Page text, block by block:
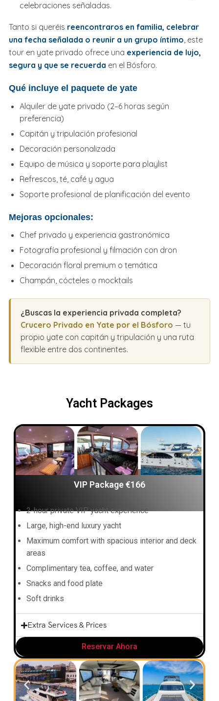
celebraciones señaladas.
Tanto si queréis reencontraros en familia, celebrar
una fecha señalada o reunir a un grupo íntimo, este
tour en yate privado ofrece una experiencia de lujo,
segura y que se recuerda en el Bósforo.
Qué incluye el paquete de yate
Alquiler de yate privado (2–6 horas según
preferencia)
Capitán y tripulación profesional
Decoración personalizada
Equipo de música y soporte para playlist
Refrescos, té, café y agua
Soporte profesional de planificación del evento
Mejoras opcionales:
Chef privado y experiencia gastronómica
Fotografía profesional y filmación con dron
Decoración floral premium o temática
Champán, cócteles o mocktails
¿Buscas la experiencia privada completa?
Crucero Privado en Yate por el Bósforo — tu
propio yate con capitán y tripulación y una ruta
flexible entre dos continentes.
Yacht Packages
VIP Package €166
2-hour private VIP yacht experience
Large, high-end luxury yacht
Maximum comfort with spacious interior and deck
areas
Complimentary tea, coffee, and water
Snacks and food plate
Soft drinks
Extra Services & Prices
Reservar Ahora